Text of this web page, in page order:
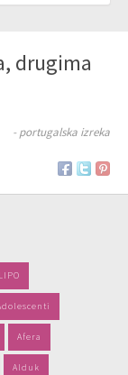
drugima
- portugalska izreka
Afera
Alduk